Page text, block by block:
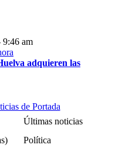
9:46 am
adquieren las
de Portada
Últimas noticias
Política